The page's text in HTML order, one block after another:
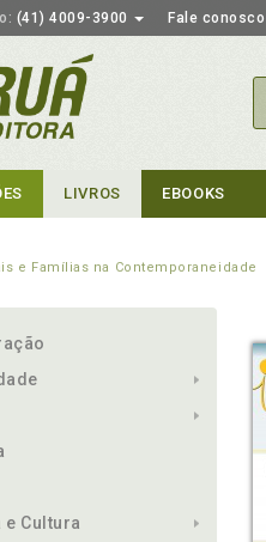
(41) 4009-3900 Fale conosco
LIVROS EBOOKS
e Famílias na Contemporaneidade
e Cultura